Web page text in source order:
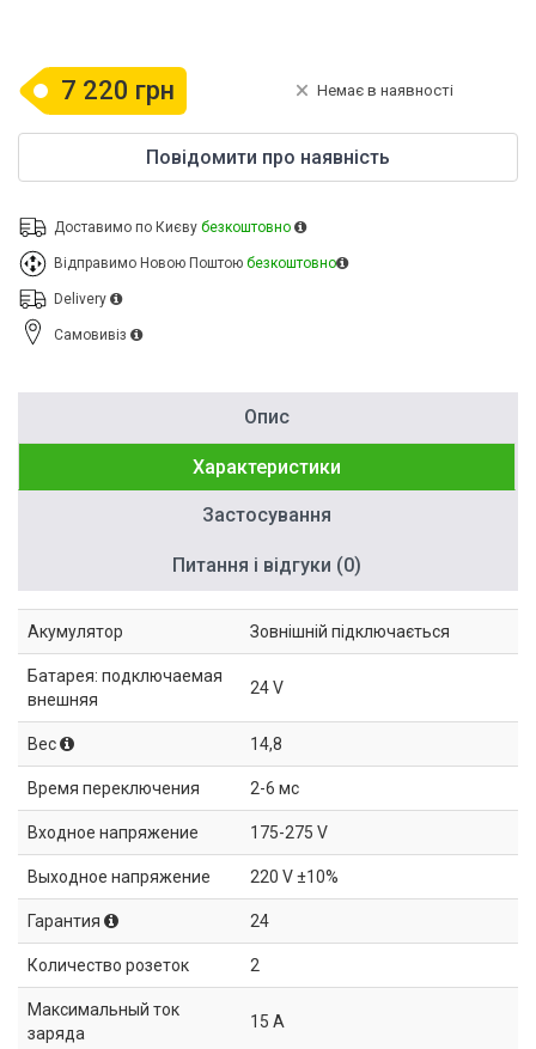
7 220 грн Немає в наявності
Повідомити про наявність
Доставимо по Києву безкоштовно
Відправимо Новою Поштою безкоштовно
Delivery
Cамовивіз
Опис
Характеристики
Застосування
Питання і відгуки (0)
Акумулятор Зовнішній підключається
Батарея: подключаемая
внешняя
24 V
Вес 14,8
Время переключения 2-6 мс
Входное напряжение 175-275 V
Выходное напряжение 220 V ±10%
Гарантия 24
Количество розеток 2
Максимальный ток
заряда
15 А